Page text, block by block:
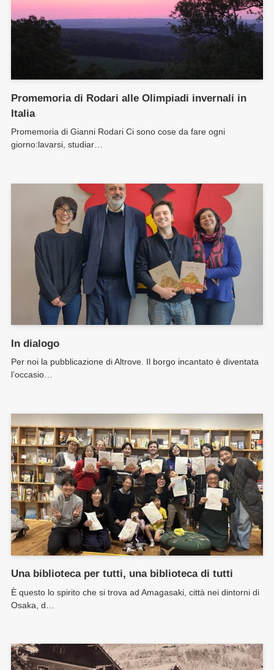
Promemoria di Rodari alle Olimpiadi invernali in
Italia
Promemoria di Gianni Rodari Ci sono cose da fare ogni
giorno:lavarsi, studiar…
In dialogo
Per noi la pubblicazione di Altrove. Il borgo incantato è diventata
l’occasio…
Una biblioteca per tutti, una biblioteca di tutti
È questo lo spirito che si trova ad Amagasaki, città nei dintorni di
Osaka, d…